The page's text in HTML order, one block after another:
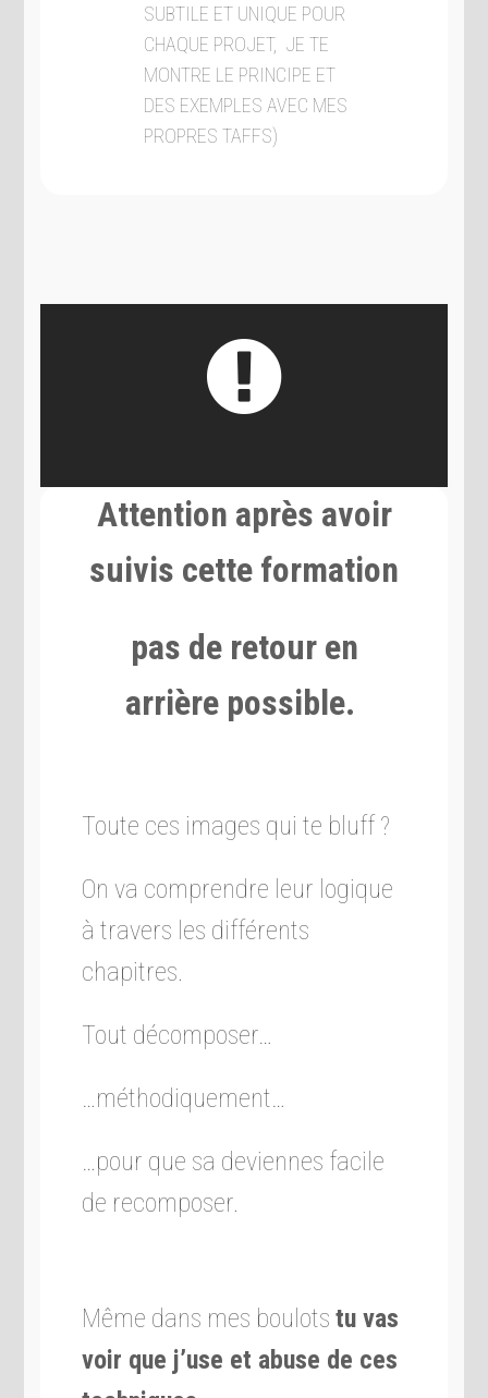
SUBTILE ET UNIQUE POUR
CHAQUE PROJET, JE TE
MONTRE LE PRINCIPE ET
DES EXEMPLES AVEC MES
PROPRES TAFFS)
Attention après avoir
suivis cette formation
pas de retour en
arrière possible.
Toute ces images qui te bluff ?
On va comprendre leur logique
à travers les différents
chapitres.
Tout décomposer…
…méthodiquement…
…pour que sa deviennes facile
de recomposer.
Même dans mes boulots tu vas
voir que j’use et abuse de ces